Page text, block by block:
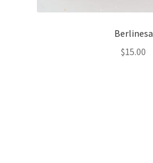
Berlinesa
$15.00